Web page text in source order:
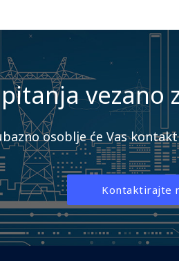
vezano
osoblje će Vas
Kontaktirajte